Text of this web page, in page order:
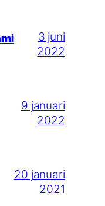
3 juni
2022
9 januari
2022
20 januari
2021